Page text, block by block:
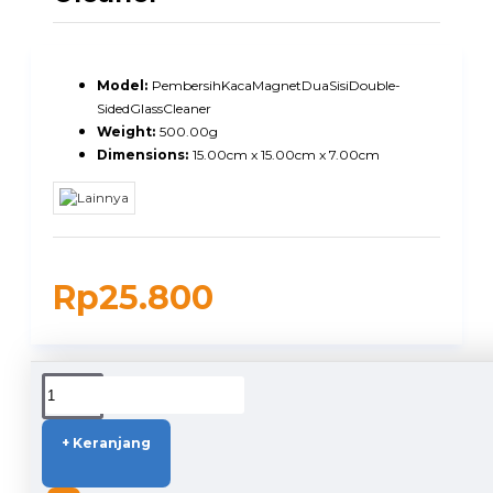
Rp25.800
Model: PembersihKacaMagnetDuaSisiDouble-
SidedGlassCleaner
Weight: 500.00g
Dimensions: 15.00cm x 15.00cm x 7.00cm
+ Keranjang
DUKUNGAN PENGIRIMAN